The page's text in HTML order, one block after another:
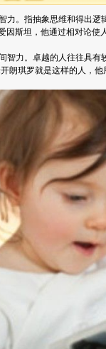
力。指抽象思维和得出逻
因斯坦，他通过相对论使
。卓越的人往往具有较
朗琪罗就是这样的人，